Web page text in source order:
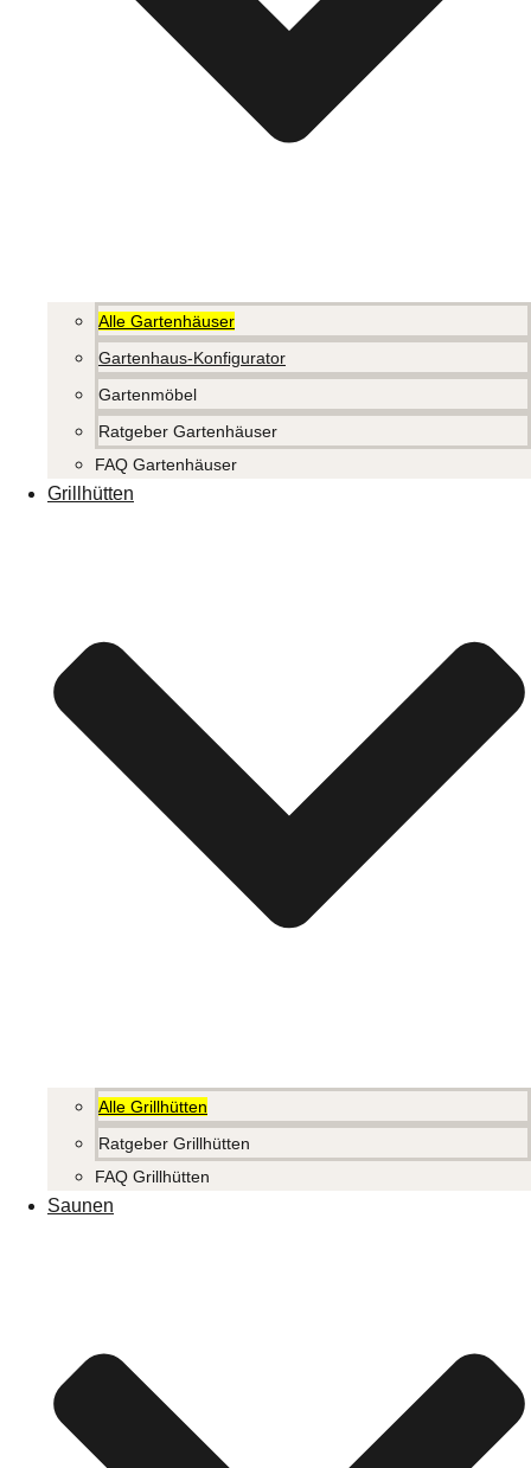
Alle Gartenhäuser
Gartenhaus-Konfigurator
Gartenmöbel
Ratgeber Gartenhäuser
FAQ Gartenhäuser
Grillhütten
Alle Grillhütten
Ratgeber Grillhütten
FAQ Grillhütten
Saunen